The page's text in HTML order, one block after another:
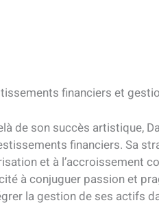
financiers et
de son succès artistique,
financiers. Sa
et à l’accroissement
à conjuguer passion et
la gestion de ses actifs